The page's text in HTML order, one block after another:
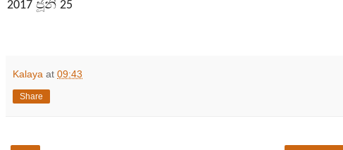
2017 ජූනි 25
Kalaya at 09:43
Share